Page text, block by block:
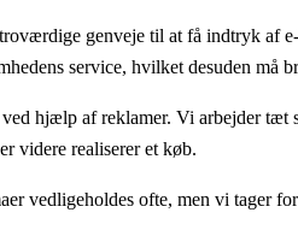
genveje til at få indtryk af
service, hvilket desuden må
ved hjælp af reklamer. Vi arbejder
videre realiserer et køb.
vedligeholdes ofte, men vi tager